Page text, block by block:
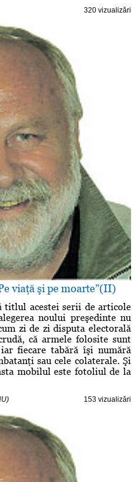
320 vizualizări
viaţă şi pe moarte”(II)
titlul acestei serii de articole
noului preşedinte nu
zi de zi disputa electorală
că armele folosite sunt
fiecare tabără îşi numără
sau cele colaterale. Şi
mobilul este fotoliul de la
153 vizualizări